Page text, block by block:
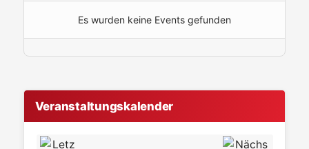
Es wurden keine Events gefunden
Veranstaltungskalender